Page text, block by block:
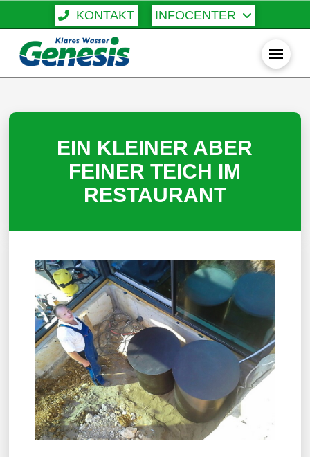
KONTAKT INFOCENTER
EIN KLEINER ABER
FEINER TEICH IM
RESTAURANT